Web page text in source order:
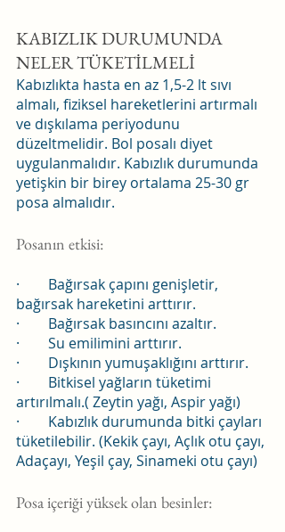
KABIZLIK DURUMUNDA
NELER TÜKETİLMELİ
Kabızlıkta hasta en az 1,5-2 lt sıvı
almalı, fiziksel hareketlerini artırmalı
ve dışkılama periyodunu
düzeltmelidir. Bol posalı diyet
uygulanmalıdır. Kabızlık durumunda
yetişkin bir birey ortalama 25-30 gr
posa almalıdır.
Posanın etkisi:
·        Bağırsak çapını genişletir,
bağırsak hareketini arttırır.
·        Bağırsak basıncını azaltır.
·        Su emilimini arttırır.
·        Dışkının yumuşaklığını arttırır.
·        Bitkisel yağların tüketimi
artırılmalı.( Zeytin yağı, Aspir yağı)
·        Kabızlık durumunda bitki çayları
tüketilebilir. (Kekik çayı, Açlık otu çayı,
Adaçayı, Yeşil çay, Sinameki otu çayı)
Posa içeriği yüksek olan besinler: